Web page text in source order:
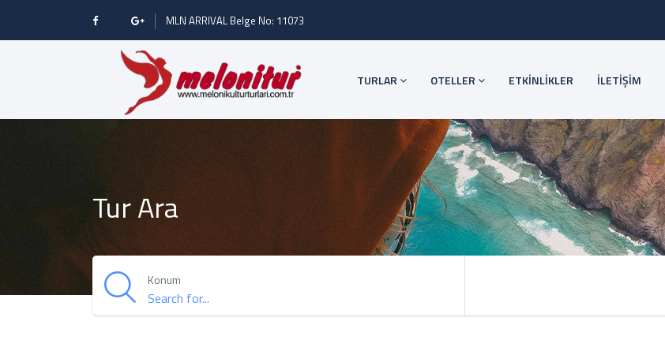
MLN ARRIVAL Belge No: 11073
TURLAR OTELLER ETKİNLİKLER İLETİŞİM
Tur Ara
Konum